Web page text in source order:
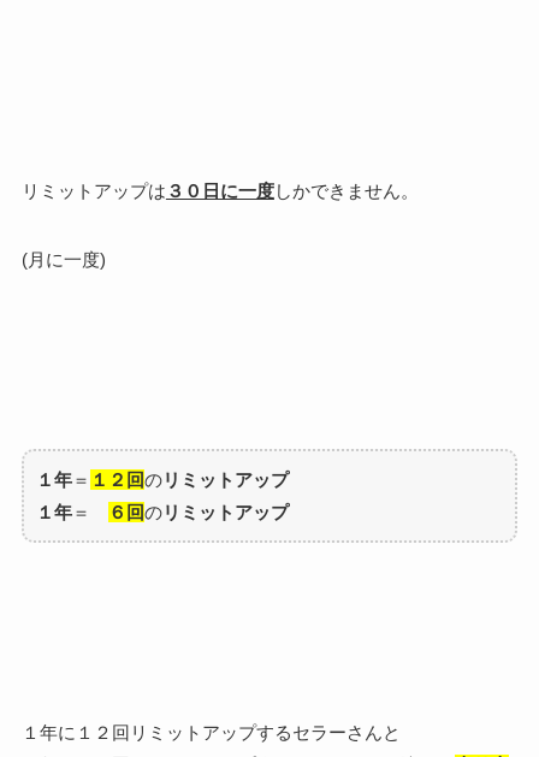
リミットアップは ３０日に一度しかできません。
(月に一度)
１年＝ １２回のリミットアップ
１年＝ ６回のリミットアップ
１年に１２回リミットアップするセラーさんと